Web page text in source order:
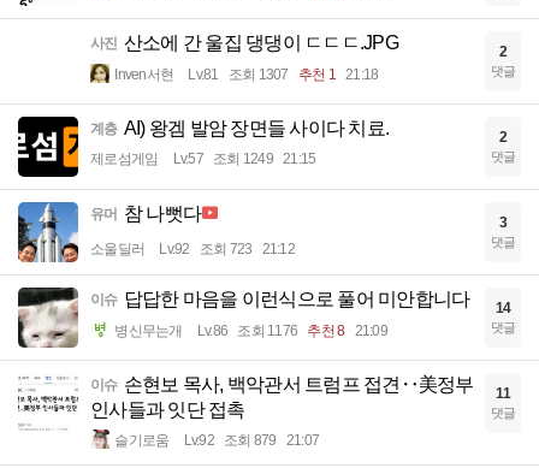
사진 산소에 간 울집 댕댕이 ㄷㄷㄷ.JPG
Inven서현 Lv.81 조회 1307 추천 1 21:18
2
댓글
계층 AI) 왕겜 발암 장면들 사이다 치료.
제로섬게임 Lv.57 조회 1249 21:15
2
댓글
유머 참 나뻣다
소울딜러 Lv.92 조회 723 21:12
3
댓글
이슈 답답한 마음을 이런식으로 풀어 미안합니다
병신무는개 Lv.86 조회 1176 추천 8 21:09
14
댓글
이슈 손현보 목사, 백악관서 트럼프 접견‥美정부
인사들과 잇단 접촉
슬기로움 Lv.92 조회 879 21:07
11
댓글